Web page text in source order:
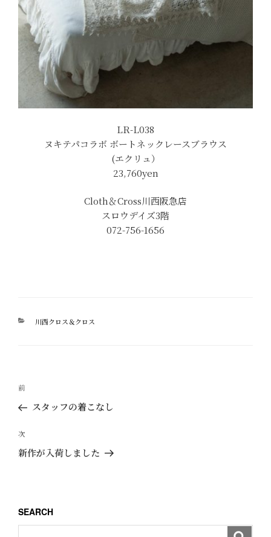
LR-L038
ヌキテパコラボ ボートネックレースブラウス
(エクリュ）
23,760yen
Cloth＆Cross川西阪急店
スロウデイズ3階
072-756-1656
カ
川西クロス＆クロス
投
ナ
ビ
ゲ
ン
過
去
投
稿
前
スタッフの着こなし
次
の
次
新作が入荷しました
SEARCH